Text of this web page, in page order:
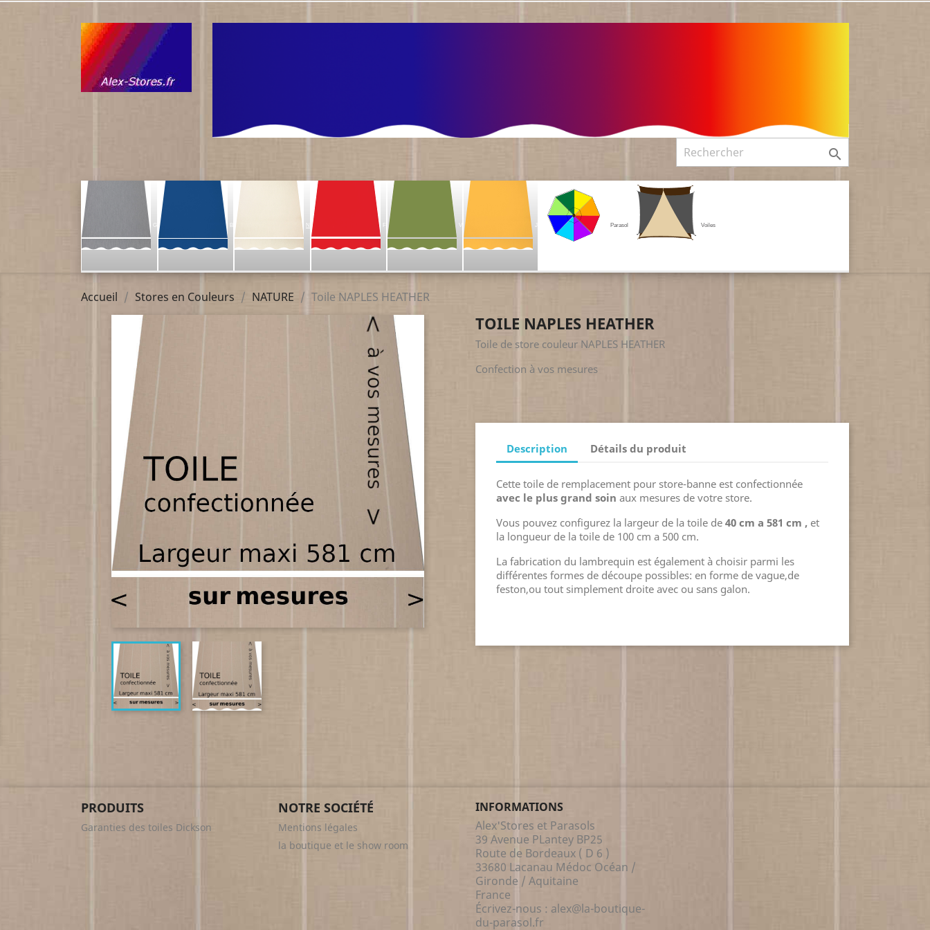

G B N V J Parasol Voiles
Accueil Stores en Couleurs NATURE Toile NAPLES HEATHER
TOILE NAPLES HEATHER
Toile de store couleur NAPLES HEATHER
Confection à vos mesures
Description Détails du produit
Cette toile de remplacement pour store-banne est confectionnée
avec le plus grand soin aux mesures de votre store.
Vous pouvez configurez la largeur de la toile de 40 cm a 581 cm , et
la longueur de la toile de 100 cm a 500 cm.
La fabrication du lambrequin est également à choisir parmi les
différentes formes de découpe possibles: en forme de vague,de
feston,ou tout simplement droite avec ou sans galon.
PRODUITS
Garanties des toiles Dickson
NOTRE SOCIÉTÉ
Mentions légales
la boutique et le show room
INFORMATIONS
Alex'Stores et Parasols
39 Avenue PLantey BP25
Route de Bordeaux ( D 6 )
33680 Lacanau Médoc Océan /
Gironde / Aquitaine
France
Écrivez-nous : alex@la-boutique-
du-parasol.fr